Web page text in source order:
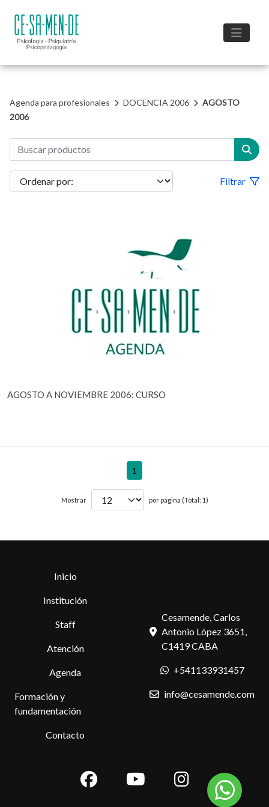
Agenda para profesionales DOCENCIA 2006
AGOSTO
2006
Filtrar
AGOSTO A NOVIEMBRE 2006: CURSO
1
Mostrar por página (Total: 1)
Inicio
Institución
Staff
Atención
Agenda
Formación y
fundamentación
Contacto
Cesamende, Carlos
Antonio López 3651,
C1419 CABA
+541133931457
info@cesamende.com